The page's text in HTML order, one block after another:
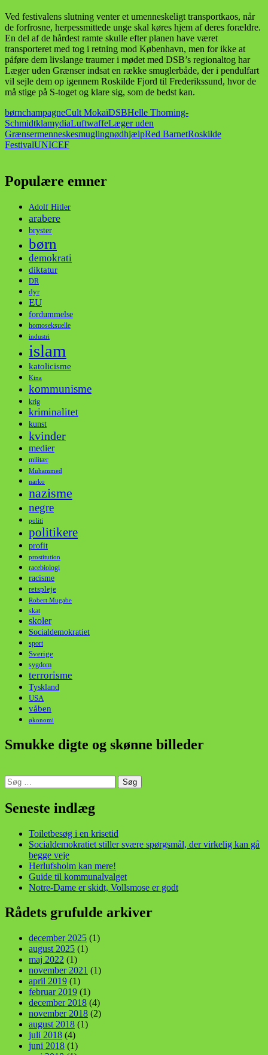
Ved festivalens slutning venter et umenneskeligt transportkaos, når
de forfrosne, herpessmittede unge skal køres hjem af deres forældre.
En del af de hårdest ramte skulle efter planen have været
transporteret med tog i retning mod København, men for ikke at
påføre dem livslange traumer i mødet med DSB’s regionaltog har
Læger uden Grænser indsat en række smuglerbåde, der i pendulfart
vil sejle dem op igennem Roskilde Fjord til Frederikssund, hvor de
må stige på S-toget og klare sig, som de bedst kan.
børnchampagneCult MokaïDSBHelle Thorning-
SchmidtklamydiaLuftwaffeLæger uden
GrænsermenneskesmuglingnødhjælpRed BarnetRoskilde
FestivalUNICEF
Populære emner
Adolf Hitler
arabere
bryster
børn
demokrati
diktatur
DR
dyr
EU
fordummelse
homoseksuelle
industri
islam
katolicisme
Kina
kommunisme
krig
kriminalitet
kunst
kvinder
medier
militær
Muhammed
narko
nazisme
negre
politi
politikere
profit
prostitution
racebiologi
racisme
retspleje
Robert Mugabe
skat
skoler
Socialdemokratiet
sport
Sverige
sygdom
terrorisme
Tyskland
USA
våben
økonomi
Smukke digte og skønne billeder
Søg
efter:
Seneste indlæg
Toiletbesøg i en krisetid
Socialdemokratiet stiller svære spørgsmål, der virkelig kan gå
begge veje
Herlufsholm kan mere!
Guide til kommunalvalget
Notre-Dame er skidt, Vollsmose er godt
Rådets grufulde arkiver
december 2025 (1)
august 2025 (1)
maj 2022 (1)
november 2021 (1)
april 2019 (1)
februar 2019 (1)
december 2018 (4)
november 2018 (2)
august 2018 (1)
juli 2018 (4)
juni 2018 (1)